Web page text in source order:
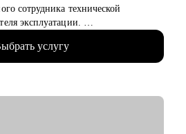
сотрудника технической
эксплуатации.
поддержки, андеррайтинга,
40 человек.
бизнес и технических
услугу